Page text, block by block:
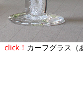
click！ カーフグラス（